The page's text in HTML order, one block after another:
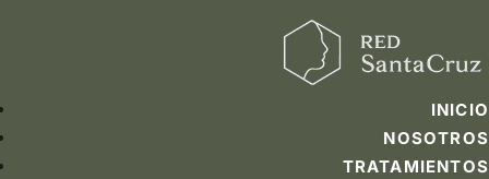
INICIO
NOSOTROS
TRATAMIENTOS